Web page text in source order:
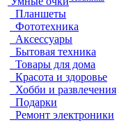
Планшеты
Фототехника
Аксессуары
Бытовая техника
Товары для дома
Красота и здоровье
Хобби и развлечения
Подарки
Ремонт электроники